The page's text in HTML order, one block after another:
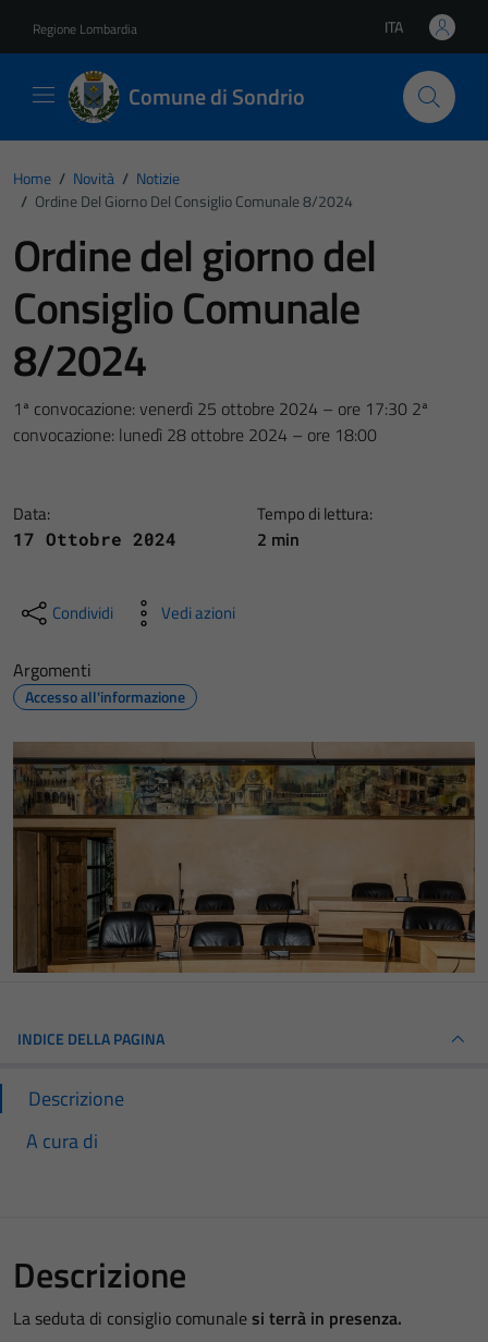
Regione Lombardia Lingua attiva:
ITA
Comune di Sondrio
Home / Novità / Notizie
/ Ordine Del Giorno Del Consiglio Comunale 8/2024
Ordine del giorno del
Consiglio Comunale
8/2024
1ª convocazione: venerdì 25 ottobre 2024 – ore 17:30 2ª
convocazione: lunedì 28 ottobre 2024 – ore 18:00
Data:
17 Ottobre 2024
Tempo di lettura:
2 min
Condividi Vedi azioni
Argomenti
Accesso all'informazione
INDICE DELLA PAGINA
Descrizione
A cura di
Descrizione
La seduta di consiglio comunalesi terrà in presenza.